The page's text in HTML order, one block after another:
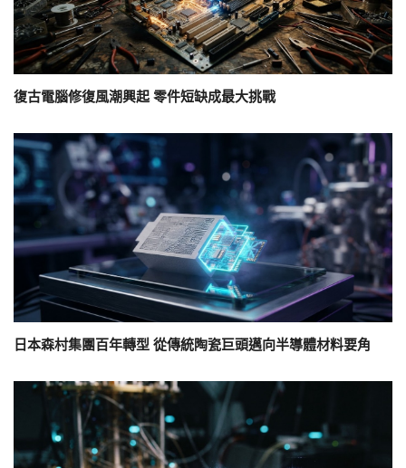
復古電腦修復風潮興起 零件短缺成最大挑戰
日本森村集團百年轉型 從傳統陶瓷巨頭邁向半導體材料要角